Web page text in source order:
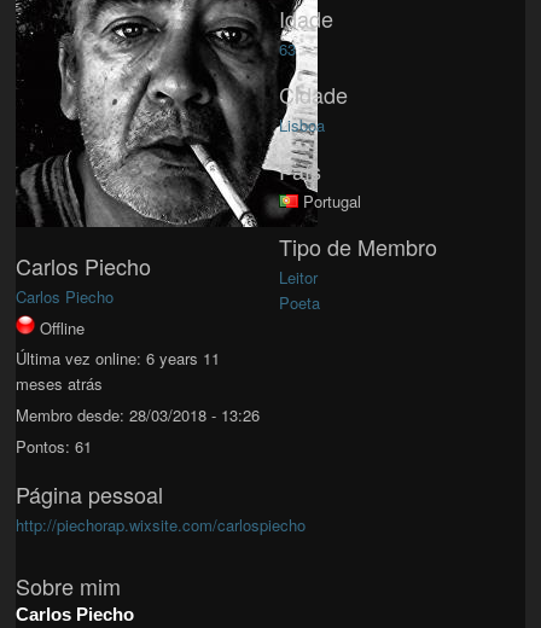
Carlos Piecho
Carlos Piecho
Offline
Última vez online: 6 years 11
meses atrás
Membro desde: 28/03/2018 - 13:26
Pontos: 61
Idade
63
Cidade
Lisboa
País
Portugal
Tipo de Membro
Leitor
Poeta
Página pessoal
http://piechorap.wixsite.com/carlospiecho
Sobre mim
Carlos Piecho